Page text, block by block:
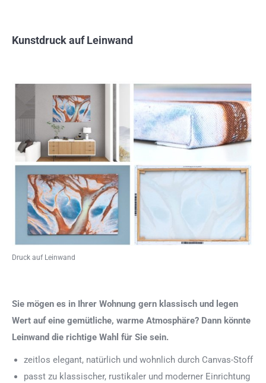
Kunstdruck auf Leinwand
Druck auf Leinwand
Sie mögen es in Ihrer Wohnung gern klassisch und legen
Wert auf eine gemütliche, warme Atmosphäre? Dann könnte
Leinwand die richtige Wahl für Sie sein.
zeitlos elegant, natürlich und wohnlich durch Canvas-Stoff
passt zu klassischer, rustikaler und moderner Einrichtung